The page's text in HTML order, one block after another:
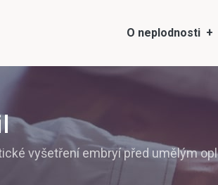
O neplodnosti
vyšetření embryí před umělým